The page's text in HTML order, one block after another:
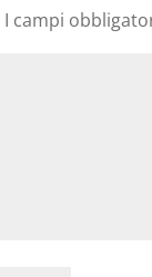
I campi